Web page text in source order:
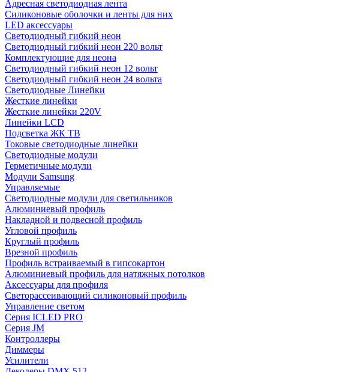
Адресная светодиодная лента
Силиконовые оболочки и ленты для них
LED аксессуары
Светодиодный гибкий неон
Светодиодный гибкий неон 220 вольт
Комплектующие для неона
Светодиодный гибкий неон 12 вольт
Светодиодный гибкий неон 24 вольта
Светодиодные Линейки
Жесткие линейки
Жесткие линейки 220V
Линейки LCD
Подсветка ЖК ТВ
Токовые светодиодные линейки
Светодиодные модули
Герметичные модули
Модули Samsung
Управляемые
Светодиодные модули для светильников
Алюминиевый профиль
Накладной и подвесной профиль
Угловой профиль
Круглый профиль
Врезной профиль
Профиль встраиваемый в гипсокартон
Алюминиевый профиль для натяжных потолков
Аксессуары для профиля
Светорассеивающий силиконовый профиль
Управление светом
Серия ICLED PRO
Серия JM
Контроллеры
Диммеры
Усилители